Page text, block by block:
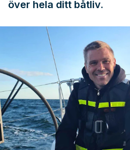
över hela ditt båtliv.